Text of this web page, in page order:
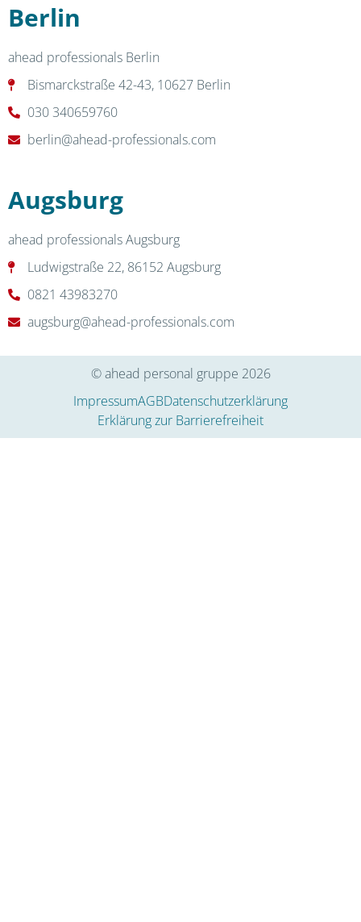
Berlin
ahead professionals Berlin
Bismarckstraße 42-43, 10627 Berlin
030 340659760
berlin@ahead-professionals.com
Augsburg
ahead professionals Augsburg
Ludwigstraße 22, 86152 Augsburg
0821 43983270
augsburg@ahead-professionals.com
© ahead personal gruppe 2026
ImpressumAGBDatenschutzerklärung
Erklärung zur Barrierefreiheit